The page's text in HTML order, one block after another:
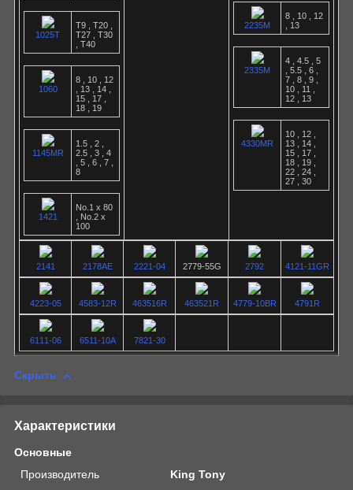
1025T
T9 , T20 ,
T27 , T30
, T40
1060
8 , 10 , 12
, 13 , 14 ,
15 , 17 ,
18 , 19
1145MR
1.5 , 2 ,
2.5 , 3 , 4
, 5 , 6 , 7 ,
8
1421
No.1 x 80
, No.2 x
100
2235M
8 , 10 , 12
, 13
2335M
4 , 4.5 , 5
, 5.5 , 6 ,
7 , 8 , 9 ,
10 , 11 ,
12 , 13
4330MR
10 , 12 ,
13 , 14 ,
15 , 17 ,
18 , 19 ,
22 , 24 ,
27 , 30
2141 2178AE 2221-04 2779-55G 2792 4121-11GR
4223-05 4583-12R 463516R 463521R 4779-10BR 4791R
6111-06 6511-10A 7821-30
Скрыть
Характеристики
Основные
Производитель
King Tony